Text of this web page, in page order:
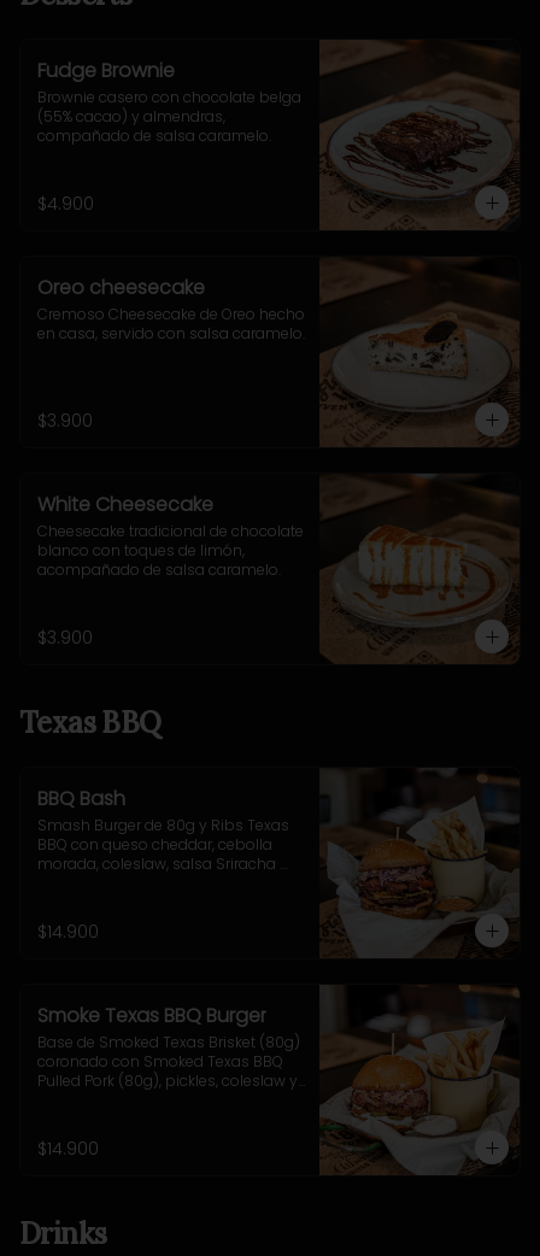
Fudge Brownie
Brownie casero con chocolate belga
(55% cacao) y almendras,
compañado de salsa caramelo.
$4.900
Oreo cheesecake
Cremoso Cheesecake de Oreo hecho
en casa, servido con salsa caramelo.
$3.900
White Cheesecake
Cheesecake tradicional de chocolate
blanco con toques de limón,
acompañado de salsa caramelo.
$3.900
Texas BBQ
BBQ Bash
Smash Burger de 80g y Ribs Texas
BBQ con queso cheddar, cebolla
morada, coleslaw, salsa Sriracha
$14.900
Smoke Texas BBQ Burger
Base de Smoked Texas Brisket (80g)
coronado con Smoked Texas BBQ
Pulled Pork (80g), pickles, coleslaw y
$14.900
Drinks